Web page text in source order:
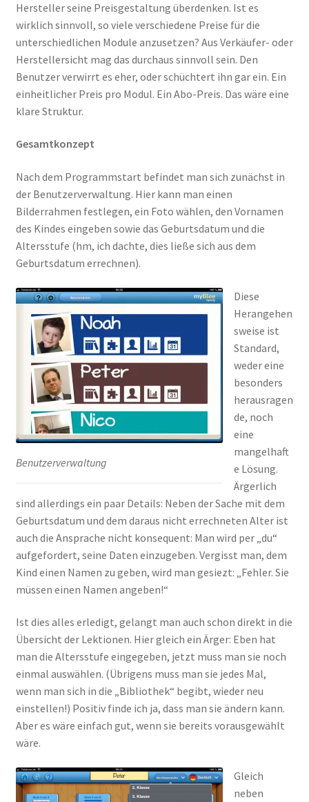
Hersteller seine Preisgestaltung überdenken. Ist es
wirklich sinnvoll, so viele verschiedene Preise für die
unterschiedlichen Module anzusetzen? Aus Verkäufer- oder
Herstellersicht mag das durchaus sinnvoll sein. Den
Benutzer verwirrt es eher, oder schüchtert ihn gar ein. Ein
einheitlicher Preis pro Modul. Ein Abo-Preis. Das wäre eine
klare Struktur.
Gesamtkonzept
Nach dem Programmstart befindet man sich zunächst in
der Benutzerverwaltung. Hier kann man einen
Bilderrahmen festlegen, ein Foto wählen, den Vornamen
des Kindes eingeben sowie das Geburtsdatum und die
Altersstufe (hm, ich dachte, dies ließe sich aus dem
Geburtsdatum errechnen).
Benutzerverwaltung
Diese
Herangehen
sweise ist
Standard,
weder eine
besonders
herausragen
de, noch
eine
mangelhaft
e Lösung.
Ärgerlich
sind allerdings ein paar Details: Neben der Sache mit dem
Geburtsdatum und dem daraus nicht errechneten Alter ist
auch die Ansprache nicht konsequent: Man wird per „du“
aufgefordert, seine Daten einzugeben. Vergisst man, dem
Kind einen Namen zu geben, wird man gesiezt: „Fehler. Sie
müssen einen Namen angeben!“
Ist dies alles erledigt, gelangt man auch schon direkt in die
Übersicht der Lektionen. Hier gleich ein Ärger: Eben hat
man die Altersstufe eingegeben, jetzt muss man sie noch
einmal auswählen. (Übrigens muss man sie jedes Mal,
wenn man sich in die „Bibliothek“ begibt, wieder neu
einstellen!) Positiv finde ich ja, dass man sie ändern kann.
Aber es wäre einfach gut, wenn sie bereits vorausgewählt
wäre.
Gleich
neben